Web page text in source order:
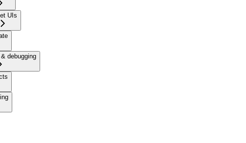
UIs
debugging